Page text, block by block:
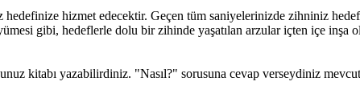
hizmet edecektir. Geçen tüm saniyelerinizde zihniniz
gibi, hedeflerle dolu bir zihinde yaşatılan arzular içten içe inşa
kitabı yazabilirdiniz. "Nasıl?" sorusuna cevap verseydiniz